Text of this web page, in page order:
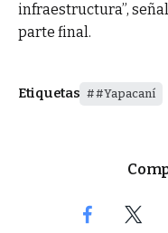
infraestructura”,
parte final.
Etiquetas #Yapacaní